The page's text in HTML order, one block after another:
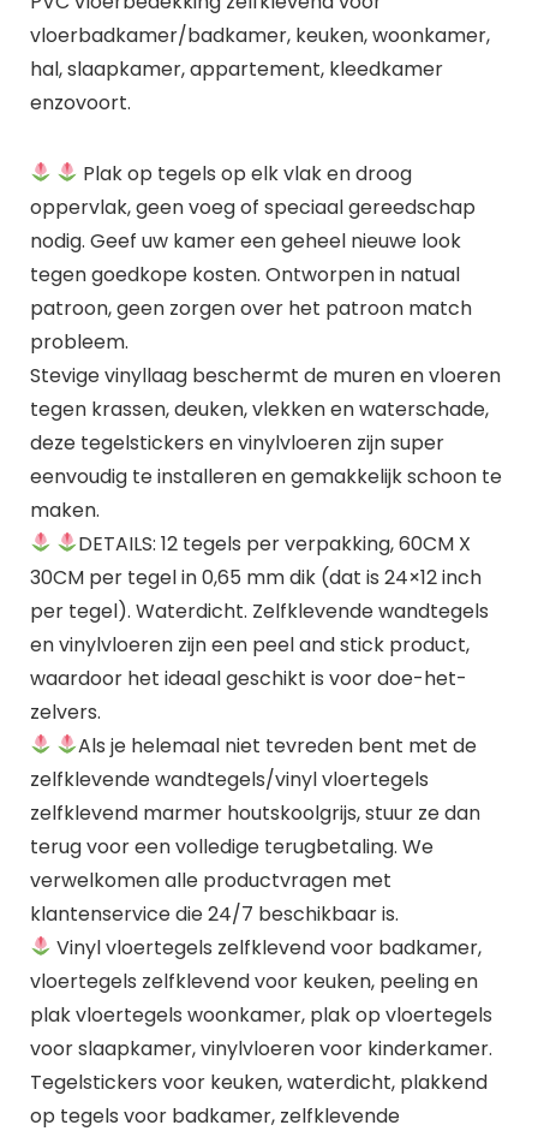
vloerbadkamer/badkamer, keuken, woonkamer,
hal, slaapkamer, appartement, kleedkamer
enzovoort.
Plak op tegels op elk vlak en droog
oppervlak, geen voeg of speciaal gereedschap
nodig. Geef uw kamer een geheel nieuwe look
tegen goedkope kosten. Ontworpen in natual
patroon, geen zorgen over het patroon match
probleem.
Stevige vinyllaag beschermt de muren en vloeren
tegen krassen, deuken, vlekken en waterschade,
deze tegelstickers en vinylvloeren zijn super
eenvoudig te installeren en gemakkelijk schoon te
maken.
DETAILS: 12 tegels per verpakking, 60CM X
30CM per tegel in 0,65 mm dik (dat is 24×12 inch
per tegel). Waterdicht. Zelfklevende wandtegels
en vinylvloeren zijn een peel and stick product,
waardoor het ideaal geschikt is voor doe-het-
zelvers.
Als je helemaal niet tevreden bent met de
zelfklevende wandtegels/vinyl vloertegels
zelfklevend marmer houtskoolgrijs, stuur ze dan
terug voor een volledige terugbetaling. We
verwelkomen alle productvragen met
klantenservice die 24/7 beschikbaar is.
Vinyl vloertegels zelfklevend voor badkamer,
vloertegels zelfklevend voor keuken, peeling en
plak vloertegels woonkamer, plak op vloertegels
voor slaapkamer, vinylvloeren voor kinderkamer.
Tegelstickers voor keuken, waterdicht, plakkend
op tegels voor badkamer, zelfklevende